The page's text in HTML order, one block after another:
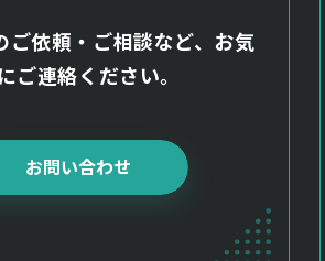
依頼・ご相談など、お気
ご連絡ください。
お問い合わせ